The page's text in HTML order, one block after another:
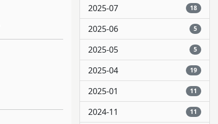
2025-07 18
2025-06 5
2025-05 5
2025-04 19
2025-01 11
2024-11 11